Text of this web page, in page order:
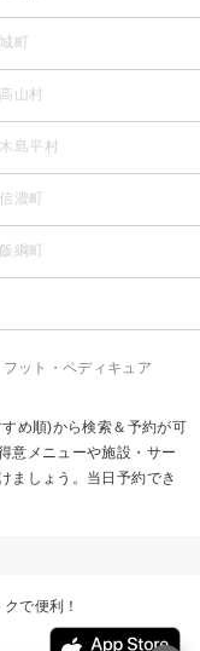
町
山村
島平村
濃町
綱町
フット・ペディキュア
め順)から検索＆予約が可
意メニューや施設・サー
ましょう。当日予約でき
で便利！